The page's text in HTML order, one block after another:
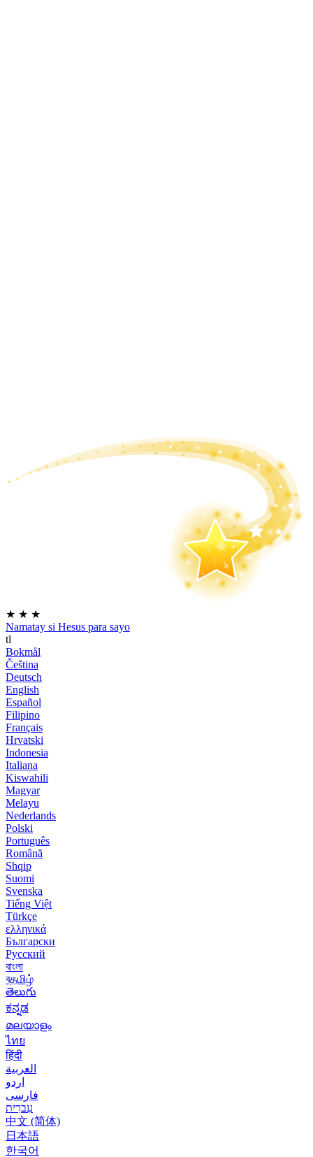
★ ★ ★
Namatay si Hesus para sayo
tl
Bokmål
Čeština
Deutsch
English
Español
Filipino
Français
Hrvatski
Indonesia
Italiana
Kiswahili
Magyar
Melayu
Nederlands
Polski
Português
Română
Shqip
Suomi
Svenska
Tiếng Việt
Türkçe
ελληνικά
Български
Русский
বাংলা
বதமிழ்
తెలుగు
ಕನ್ನಡ
മലയാളം
ไทย
हिंदी
العربية
اردو
فارسی
עִברִית
中文 (简体)
日本語
한국어